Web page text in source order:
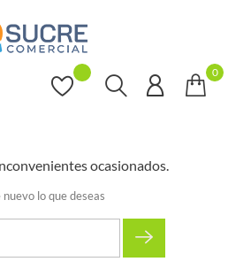
0
ocasionados.
nuevo lo que deseas